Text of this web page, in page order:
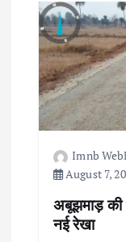
g
a
t
Imnb
August 7,
अबूझमाड़ की
नई रेखा